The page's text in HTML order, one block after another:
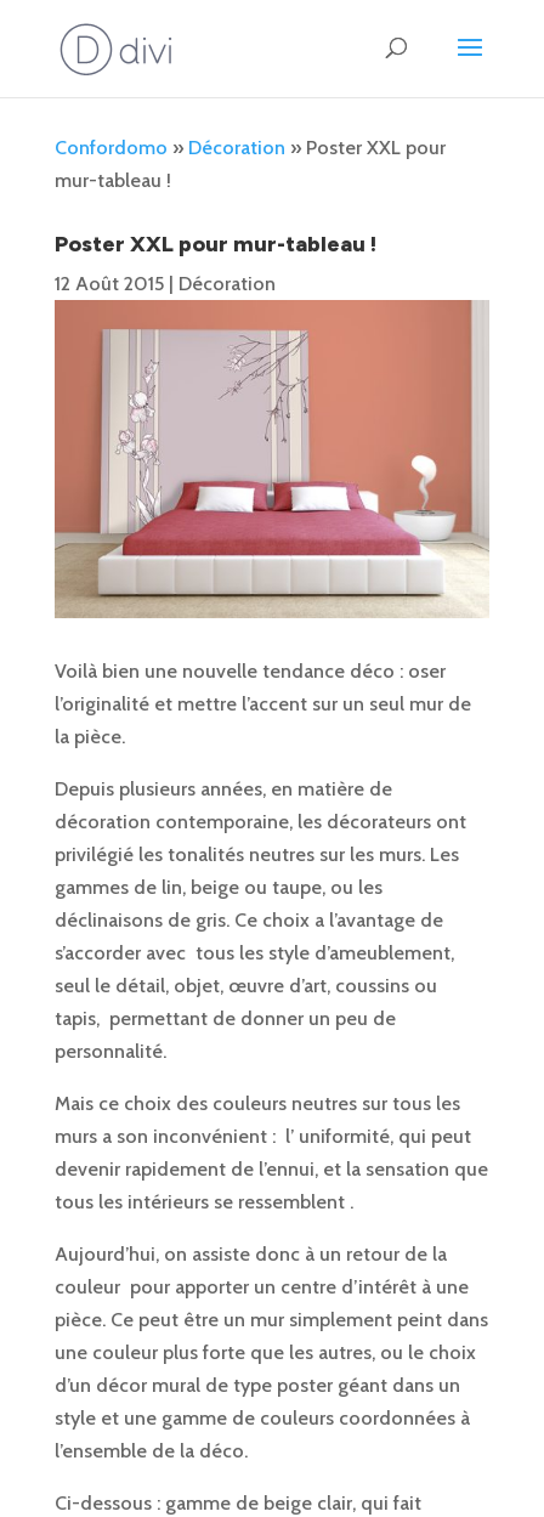
Confordomo » Décoration » Poster XXL pour
mur-tableau !
Poster XXL pour mur-tableau !
12 Août 2015| Décoration
Voilà bien une nouvelle tendance déco : oser
l’originalité et mettre l’accent sur un seul mur de
la pièce.
Depuis plusieurs années, en matière de
décoration contemporaine, les décorateurs ont
privilégié les tonalités neutres sur les murs. Les
gammes de lin, beige ou taupe, ou les
déclinaisons de gris. Ce choix a l’avantage de
s’accorder avec tous les style d’ameublement,
seul le détail, objet, œuvre d’art, coussins ou
tapis, permettant de donner un peu de
personnalité.
Mais ce choix des couleurs neutres sur tous les
murs a son inconvénient : l’ uniformité, qui peut
devenir rapidement de l’ennui, et la sensation que
tous les intérieurs se ressemblent .
Aujourd’hui, on assiste donc à un retour de la
couleur pour apporter un centre d’intérêt à une
pièce. Ce peut être un mur simplement peint dans
une couleur plus forte que les autres, ou le choix
d’un décor mural de type poster géant dans un
style et une gamme de couleurs coordonnées à
l’ensemble de la déco.
Ci-dessous : gamme de beige clair, qui fait